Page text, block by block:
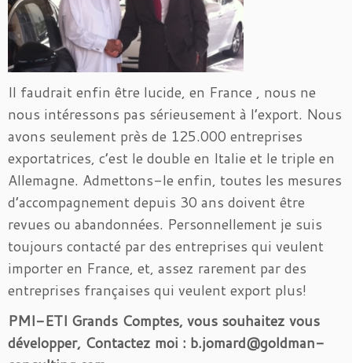
Il faudrait enfin être lucide, en France , nous ne
nous intéressons pas sérieusement à l’export. Nous
avons seulement près de 125.000 entreprises
exportatrices, c’est le double en Italie et le triple en
Allemagne. Admettons-le enfin, toutes les mesures
d’accompagnement depuis 30 ans doivent être
revues ou abandonnées. Personnellement je suis
toujours contacté par des entreprises qui veulent
importer en France, et, assez rarement par des
entreprises françaises qui veulent export plus!
PMI-ETI Grands Comptes, vous souhaitez vous
développer, Contactez moi : b.jomard@goldman-